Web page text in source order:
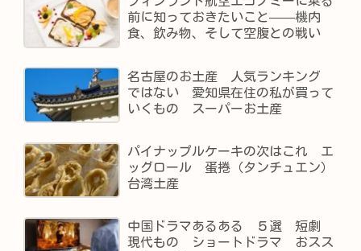
前に知っておきたいこと——機内
食、飲み物、そして空腹との戦い
名古屋のお土産 人気ランキング
ではない 愛知県在住の私が買って
いくもの スーパーお土産
パイナップルケーキの次はこれ エ
ッグロール 蛋捲（タンチュエン）
台湾土産
中国ドラマあるある ５選 短劇
現代もの ショートドラマ おスス